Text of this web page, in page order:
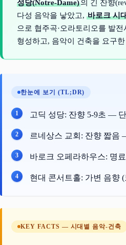
성당(Notre-Dame)의 긴 잔향
다성 음악을 낳았고, 바로크 시
으로 협주곡·오라토리오를 발
형성하고, 음악이 건축을 요구
한눈에 보기 (TL;DR)
고딕 성당: 잔향 5-9초 —
르네상스 교회: 잔향 짧음
바로크 오페라하우스: 명
현대 콘서트홀: 가변 음향
KEY FACTS — 시대별 음악-건축